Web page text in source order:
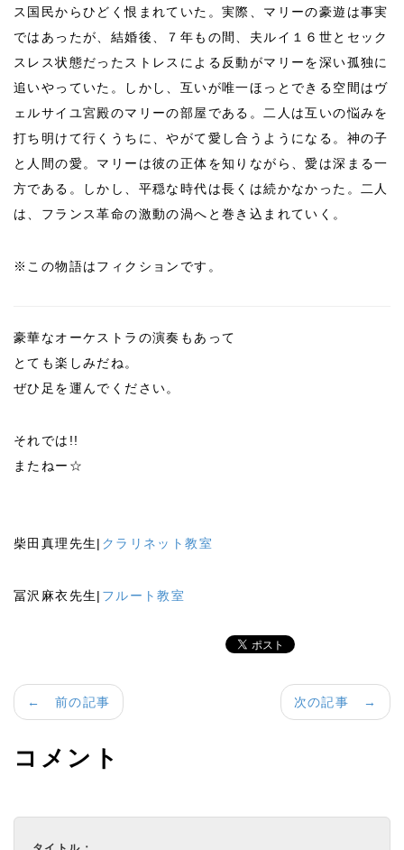
ス国民からひどく恨まれていた。実際、マリーの豪遊は事実
ではあったが、結婚後、７年もの間、夫ルイ１６世とセック
スレス状態だったストレスによる反動がマリーを深い孤独に
追いやっていた。しかし、互いが唯一ほっとできる空間はヴ
ェルサイユ宮殿のマリーの部屋である。二人は互いの悩みを
打ち明けて行くうちに、やがて愛し合うようになる。神の子
と人間の愛。マリーは彼の正体を知りながら、愛は深まる一
方である。しかし、平穏な時代は長くは続かなかった。二人
は、フランス革命の激動の渦へと巻き込まれていく。
※この物語はフィクションです。
豪華なオーケストラの演奏もあって
とても楽しみだね。
ぜひ足を運んでください。
それでは!!
またねー☆
柴田真理先生| クラリネット教室
冨沢麻衣先生| フルート教室
次の記事 →
← 前の記事
コメント